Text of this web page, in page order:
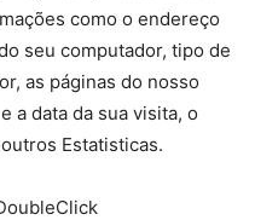
como o endereço
seu computador, tipo de
as páginas do nosso
a data da sua visita, o
Estatisticas.